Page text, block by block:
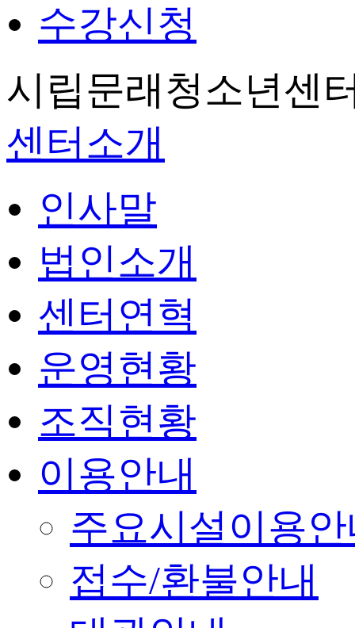
수강신청
시립문래청소년센
센터소개
인사말
법인소개
센터연혁
운영현황
조직현황
이용안내
주요시설이용
접수/환불안내